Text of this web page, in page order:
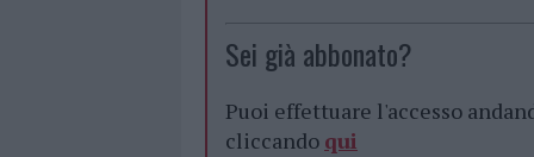
Sei già abbonato?
Puoi effettuare l'accesso
cliccando qui